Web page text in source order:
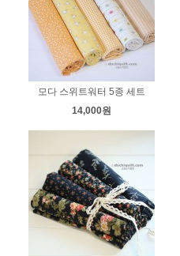
모다 스위트워터 5종 세트
14,000원